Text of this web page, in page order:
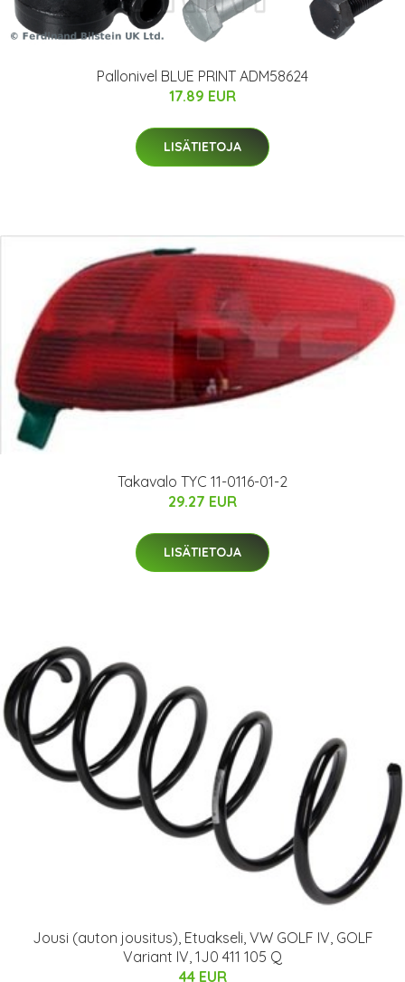
Pallonivel BLUE PRINT ADM58624
17.89 EUR
LISÄTIETOJA
Takavalo TYC 11-0116-01-2
29.27 EUR
LISÄTIETOJA
Jousi (auton jousitus), Etuakseli, VW GOLF IV, GOLF
Variant IV, 1J0 411 105 Q
44 EUR